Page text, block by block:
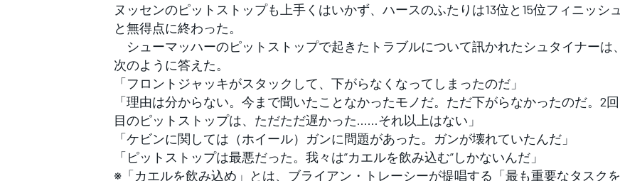
ヌッセンのピットストップも上手くはいかず、ハースのふたりは13位と15位フィニッシュ
と無得点に終わった。
シューマッハーのピットストップで起きたトラブルについて訊かれたシュタイナーは、
次のように答えた。
「フロントジャッキがスタックして、下がらなくなってしまったのだ」
「理由は分からない。今まで聞いたことなかったモノだ。ただ下がらなかったのだ。2回
目のピットストップは、ただただ遅かった……それ以上はない」
「ケビンに関しては（ホイール）ガンに問題があった。ガンが壊れていたんだ」
「ピットストップは最悪だった。我々は”カエルを飲み込む”しかないんだ」
※「カエルを飲み込め」とは、ブライアン・トレーシーが提唱する「最も重要なタスクを